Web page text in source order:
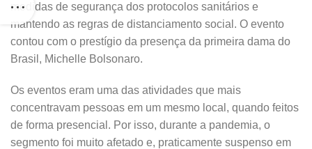
medidas de segurança dos protocolos sanitários e
mantendo as regras de distanciamento social. O evento
contou com o prestígio da presença da primeira dama do
Brasil, Michelle Bolsonaro.
Os eventos eram uma das atividades que mais
concentravam pessoas em um mesmo local, quando feitos
de forma presencial. Por isso, durante a pandemia, o
segmento foi muito afetado e, praticamente suspenso em